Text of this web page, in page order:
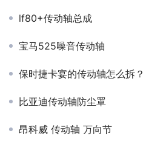
lf80+传动轴总成
宝马525噪音传动轴
保时捷卡宴的传动轴怎么拆？
比亚迪传动轴防尘罩
昂科威 传动轴 万向节